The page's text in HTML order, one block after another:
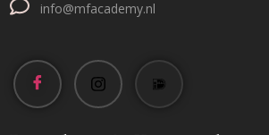
info@mfacademy.nl